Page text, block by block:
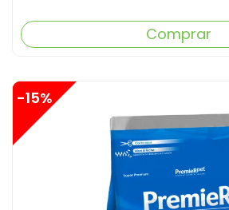
Comprar
-15%